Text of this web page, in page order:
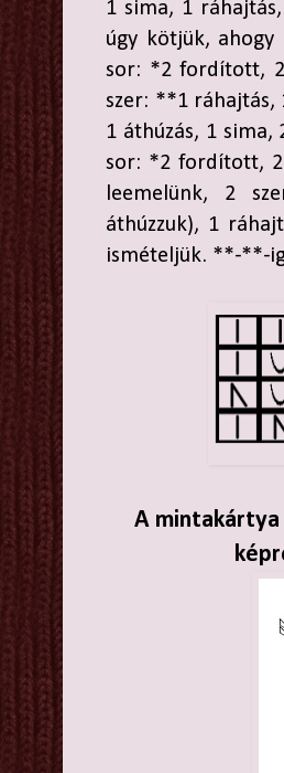
1 sima, 1
úgy kötjük,
sor: *2 fordított, 2
szer: **1 ráhajtás,
1 áthúzás, 1
sor: *2 fordított, 2
leemelünk, 2
áthúzzuk), 1
ismételjük. **-**-
A